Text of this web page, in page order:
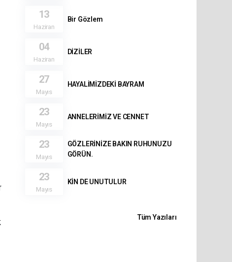
13
Haziran
Bir Gözlem
04
Haziran
DİZİLER
27
Mayıs
HAYALİMİZDEKİ BAYRAM
23
Mayıs
ANNELERİMİZ VE CENNET
23
Mayıs
GÖZLERİNİZE BAKIN RUHUNUZU
GÖRÜN.
23
Mayıs
KİN DE UNUTULUR
Tüm Yazıları